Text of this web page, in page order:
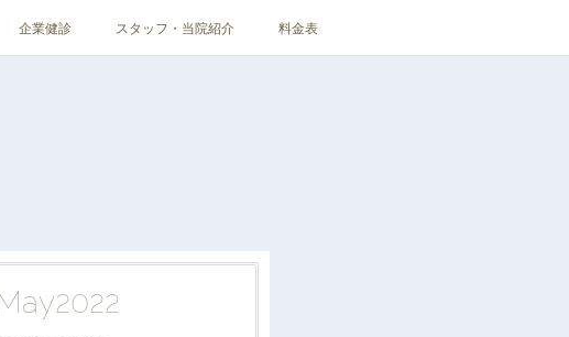
企業健診 スタッフ・当院紹介 料金表
2022